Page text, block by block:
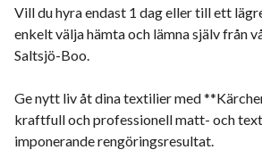
Vill du hyra endast 1 dag eller till ett
enkelt välja hämta och lämna själv från
Saltsjö-Boo.
Ge nytt liv åt dina textilier med
kraftfull och professionell matt- och
imponerande rengöringsresultat.